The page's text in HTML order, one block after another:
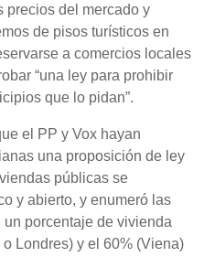
precios del mercado y
de pisos turísticos en
a comercios locales
“una ley para prohibir
que lo pidan”.
el PP y Vox hayan
una proposición de ley
públicas se
y abierto, y enumeró las
porcentaje de vivienda
Londres) y el 60% (Viena)